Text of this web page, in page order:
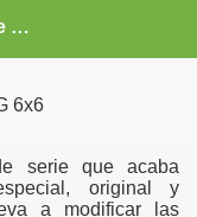
Homologaciones de vehículos, MD, camper, tuning, 4x4, racing, competición, vehículo vivienda, coches, profesionales, homologador, homologar, BMW, e36, e30, M3, Mitsubishi Evo, Subaru Impreza, Patrol, precio, económico,barato, Guipúzcoa
serie que acaba
original y
a modificar las